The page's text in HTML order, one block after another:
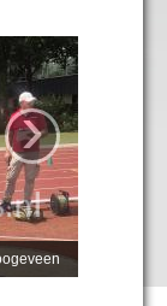
›